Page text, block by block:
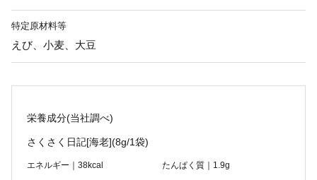
特定原材料等
えび、小麦、大豆
栄養成分(当社調べ)
さくさく日記[海老](8g/1袋)
エネルギー｜38kcal たんぱく質｜1.9g